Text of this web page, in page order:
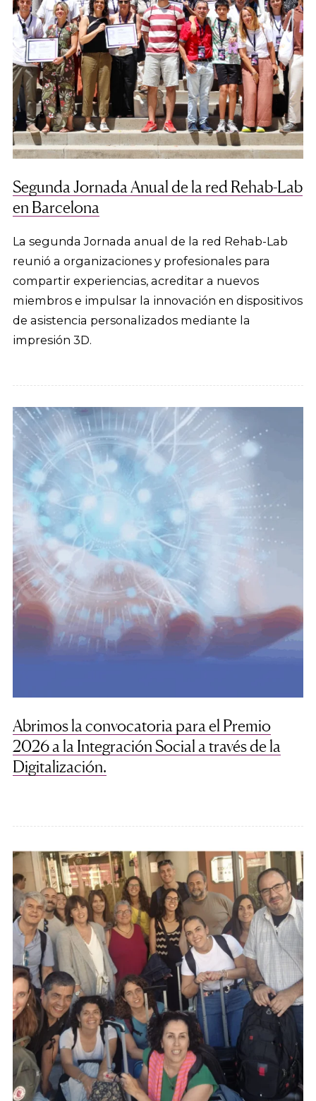
Segunda Jornada Anual de la red Rehab-Lab
en Barcelona
La segunda Jornada anual de la red Rehab-Lab
reunió a organizaciones y profesionales para
compartir experiencias, acreditar a nuevos
miembros e impulsar la innovación en dispositivos
de asistencia personalizados mediante la
impresión 3D.
Abrimos la convocatoria para el Premio
2026 a la Integración Social a través de la
Digitalización.